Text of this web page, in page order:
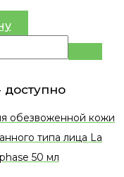
доступно
обезвоженной кожи
типа лица La
50 мл